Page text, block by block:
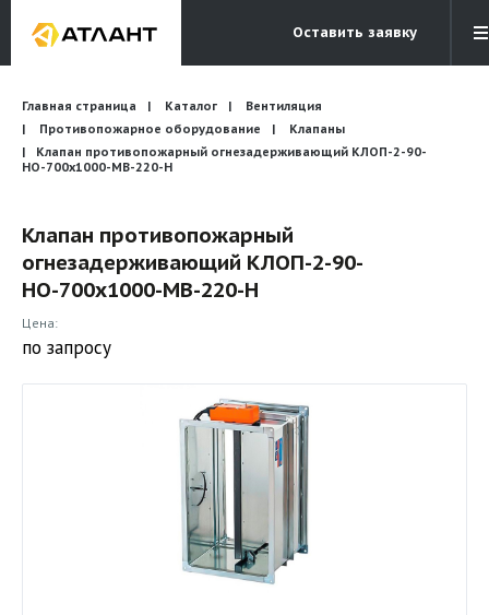
Оставить заявку
Электронная почта
info@atlantcompany.ru
Бесплатный звонок
8 (495) 532-45-07
Бренды
Каталоги
Бланки запросов
Главная страница Каталог
Вентиляция
Противопожарное оборудование
Клапаны
Клапан противопожарный огнезадерживающий КЛОП-2-90-
НО-700х1000-МВ-220-Н
Клапан противопожарный
огнезадерживающий КЛОП-2-90-
НО-700х1000-МВ-220-Н
Цена:
по запросу